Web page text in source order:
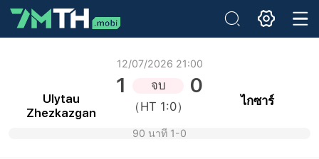
รหัสผ่านเดิม:
รหัสผ่านใหม่:
Ulytau
Zhezkazgan
12/07/2026 21:00
1
จบ
（HT 1:0）
0
90 นาที 1-0
ไกซาร์